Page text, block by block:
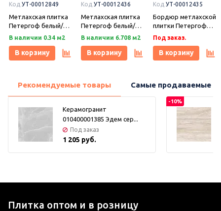
Код УТ-00012849
Метлахская плитка
Петергоф белый/
черный (001/013)
(Керамарк)
В наличии 0.34 м2
В корзину
Код УТ-00012436
Метлахская плитка
Петергоф белый/
черный (001/013)
(Керамарк)
В наличии 6.708 м2
В корзину
Код УТ-00012435
Бордюр метлахской
плитки Петергоф
белый/черный
(001/013) 30,9х15,8,
Keramark (Керамарк)
Под заказ.
В корзину
Рекомендуемые товары Самые продаваемые
Керамогранит
010400001385 Эдем сер...
Под заказ
1 205 руб.
-10%
Плитка оптом и в розницу